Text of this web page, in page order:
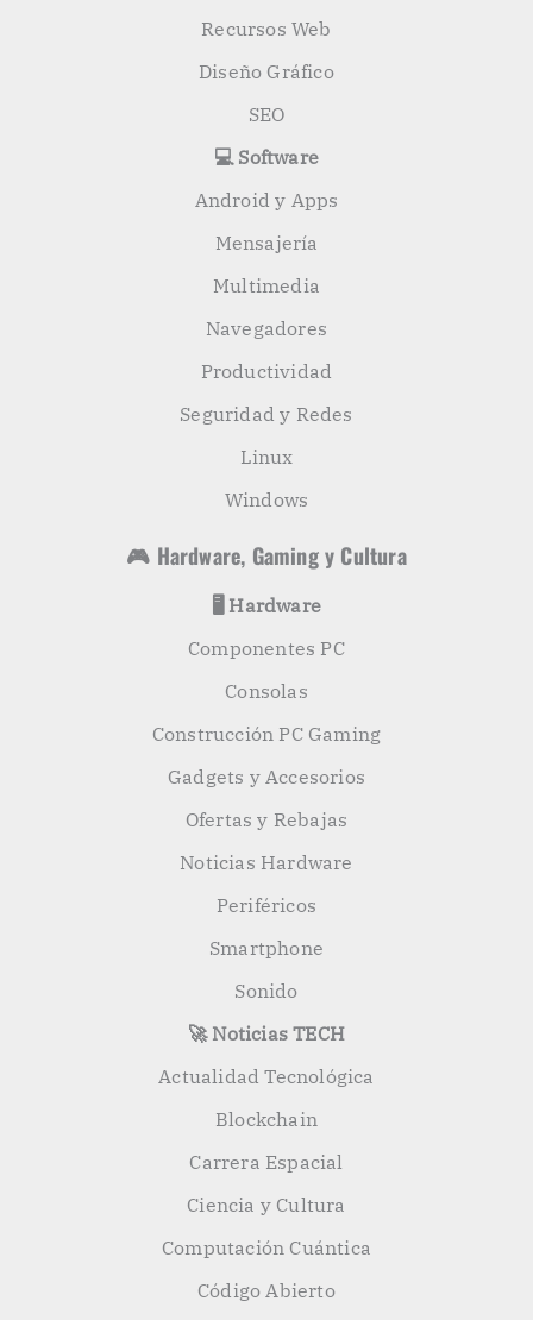
Recursos Web
Diseño Gráfico
SEO
💻 Software
Android y Apps
Mensajería
Multimedia
Navegadores
Productividad
Seguridad y Redes
Linux
Windows
🎮 Hardware, Gaming y Cultura
🖥️ Hardware
Componentes PC
Consolas
Construcción PC Gaming
Gadgets y Accesorios
Ofertas y Rebajas
Noticias Hardware
Periféricos
Smartphone
Sonido
🚀 Noticias TECH
Actualidad Tecnológica
Blockchain
Carrera Espacial
Ciencia y Cultura
Computación Cuántica
Código Abierto